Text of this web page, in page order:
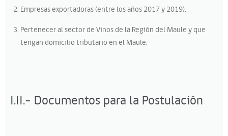
Empresas exportadoras (entre los años 2017 y 2019).
Pertenecer al sector de Vinos de la Región del Maule y que
tengan domicilio tributario en el Maule.
I.II.- Documentos para la Postulación